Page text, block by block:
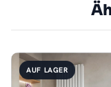
AUF LAGER